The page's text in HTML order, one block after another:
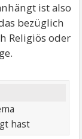
ist also
bezüglich
Religiös oder
hast